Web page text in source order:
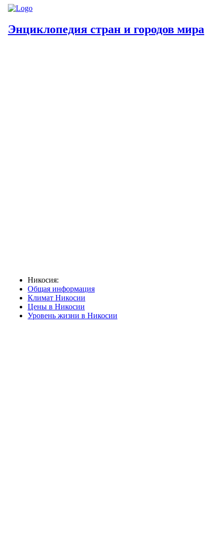
Энциклопедия стран и городов мира
Никосия:
Общая информация
Климат Никосии
Цены в Никосии
Уровень жизни в Никосии